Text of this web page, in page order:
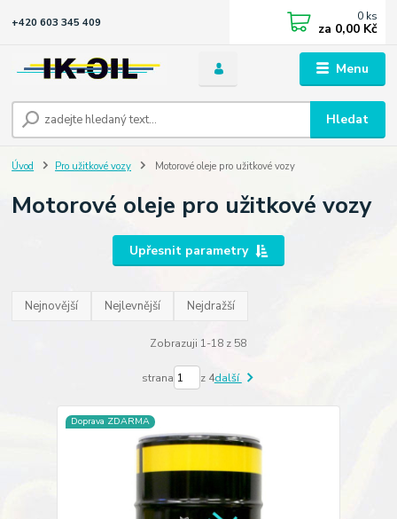
Menu
Hledat
+420 603 345 409 0 ks
za 0,00 Kč
Úvod Pro užitkové vozy Motorové oleje pro užitkové vozy
Motorové oleje pro užitkové vozy
Upřesnit parametry
Nejnovější Nejlevnější Nejdražší
Zobrazuji 1-18 z 58
strana z 4další
Doprava ZDARMA